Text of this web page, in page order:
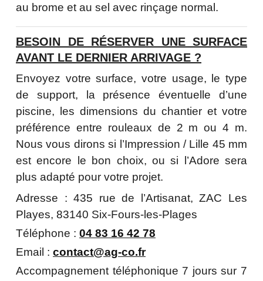
au brome et au sel avec rinçage normal.
BESOIN DE RÉSERVER UNE SURFACE
AVANT LE DERNIER ARRIVAGE ?
Envoyez votre surface, votre usage, le type
de support, la présence éventuelle d’une
piscine, les dimensions du chantier et votre
préférence entre rouleaux de 2 m ou 4 m.
Nous vous dirons si l’Impression / Lille 45 mm
est encore le bon choix, ou si l’Adore sera
plus adapté pour votre projet.
Adresse : 435 rue de l’Artisanat, ZAC Les
Playes, 83140 Six-Fours-les-Plages
Téléphone : 04 83 16 42 78
Email : contact@ag-co.fr
Accompagnement téléphonique 7 jours sur 7